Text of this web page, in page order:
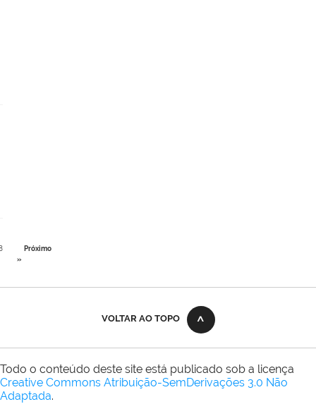
Próximo
»
VOLTAR AO TOPO
Todo o conteúdo deste site está publicado sob a licença
Creative Commons Atribuição-SemDerivações 3.0 Não
Adaptada.